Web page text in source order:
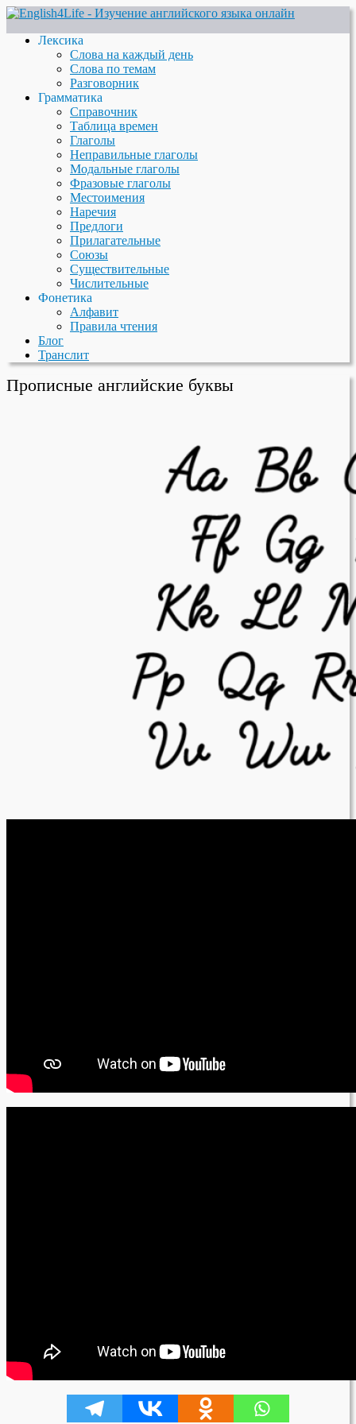
Лексика
Слова на каждый день
Слова по темам
Разговорник
Грамматика
Справочник
Таблица времен
Глаголы
Неправильные глаголы
Модальные глаголы
Фразовые глаголы
Местоимения
Наречия
Предлоги
Прилагательные
Союзы
Существительные
Числительные
Фонетика
Алфавит
Правила чтения
Блог
Транслит
Прописные английские буквы